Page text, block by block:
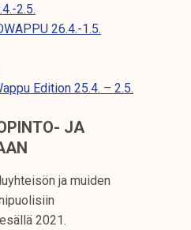
2.5.
26.4.-1.5.
Edition 25.4. – 2.5.
JA
ja muiden
2021.